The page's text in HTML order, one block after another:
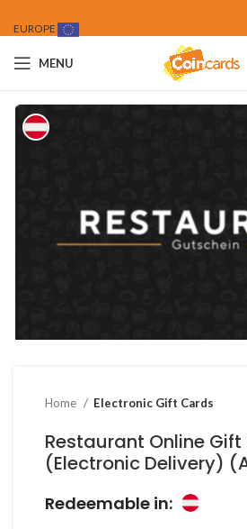
EUROPE
MENU
Home Electronic Gift Cards
Restaurant Online
(Electronic Delivery)
Redeemable in: